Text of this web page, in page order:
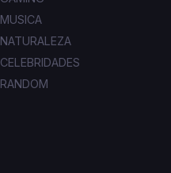
MUSICA
NATURALEZA
CELEBRIDADES
RANDOM